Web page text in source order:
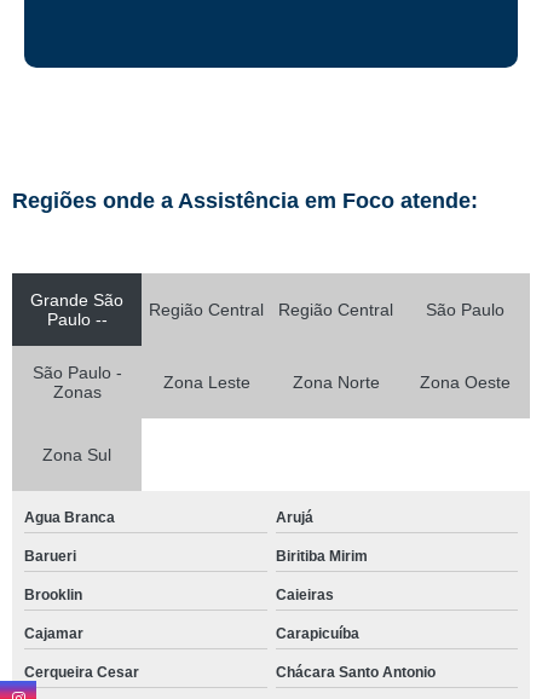
Regiões onde a Assistência em Foco atende:
Grande São
Paulo --
Região Central Região Central São Paulo
São Paulo -
Zonas
Zona Leste Zona Norte Zona Oeste
Zona Sul
Agua Branca Arujá
Barueri Biritiba Mirim
Brooklin Caieiras
Cajamar Carapicuíba
Cerqueira Cesar Chácara Santo Antonio